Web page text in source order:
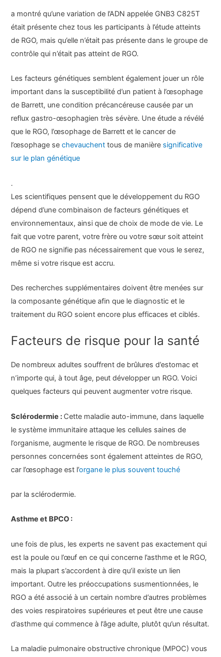
a montré qu’une variation de l’ADN appelée GNB3 C825T
était présente chez tous les participants à l’étude atteints
de RGO, mais qu’elle n’était pas présente dans le groupe de
contrôle qui n’était pas atteint de RGO.
Les facteurs génétiques semblent également jouer un rôle
important dans la susceptibilité d’un patient à l’œsophage
de Barrett, une condition précancéreuse causée par un
reflux gastro-œsophagien très sévère. Une étude a révélé
que le RGO, l’œsophage de Barrett et le cancer de
l’œsophage sechevauchent tous de manière significative
sur le plan génétique
.
Les scientifiques pensent que le développement du RGO
dépend d’une combinaison de facteurs génétiques et
environnementaux, ainsi que de choix de mode de vie. Le
fait que votre parent, votre frère ou votre sœur soit atteint
de RGO ne signifie pas nécessairement que vous le serez,
même si votre risque est accru.
Des recherches supplémentaires doivent être menées sur
la composante génétique afin que le diagnostic et le
traitement du RGO soient encore plus efficaces et ciblés.
Facteurs de risque pour la santé
De nombreux adultes souffrent de brûlures d’estomac et
n’importe qui, à tout âge, peut développer un RGO. Voici
quelques facteurs qui peuvent augmenter votre risque.
Sclérodermie : Cette maladie auto-immune, dans laquelle
le système immunitaire attaque les cellules saines de
l’organisme, augmente le risque de RGO. De nombreuses
personnes concernées sont également atteintes de RGO,
car l’œsophage est l’organe le plus souvent touché
par la sclérodermie.
Asthme et BPCO :
une fois de plus, les experts ne savent pas exactement qui
est la poule ou l’œuf en ce qui concerne l’asthme et le RGO,
mais la plupart s’accordent à dire qu’il existe un lien
important. Outre les préoccupations susmentionnées, le
RGO a été associé à un certain nombre d’autres problèmes
des voies respiratoires supérieures et peut être une cause
d’asthme qui commence à l’âge adulte, plutôt qu’un résultat.
La maladie pulmonaire obstructive chronique (MPOC) vous